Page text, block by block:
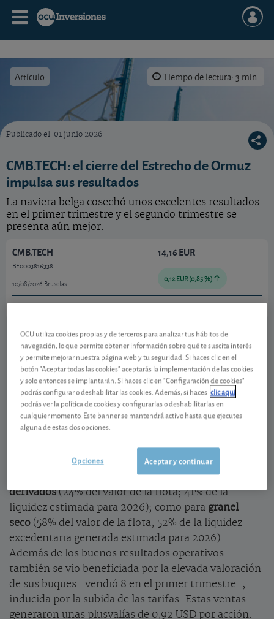
Artículo Tiempo de lectura: 3 min.
Publicado el 01 junio 2026
CMB.TECH: el cierre del Estrecho de Ormuz
impulsa sus resultados
La naviera belga cosechó unos excelentes resultados
en el primer trimestre y el segundo trimestre se
presenta aún mejor.
CMB.TECH
BE0003816338
10/08/2026 Bruselas
14,16 EUR
0,12 EUR (0,85 %)
Ver detalladamente
El transporte de petróleo y granel seco
impulsa la actividad
En el primer trimestreCMB.TECHobtuvo un
beneficio por acción de 1,27 USD frente a los 0,23 del
mismo periodo del año antefarior. Se viofavorecida
por el bloqueo del Estrecho de Ormuz
reorganizar los flujos marítimos, alargando las
distancias recorridas y aumentando la demanda de
capacidades de transporte, tanto depetróleo y sus
derivados(24% del valor de la flota; 41% de la
liquidez estimada para 2026); como para granel
seco (58% del valor de la flota; 52% de la liquidez
excedentaria generada estimada para 2026).
Además de los buenos resultados operativos
también se vio beneficiada por la elevada valoración
de sus buques -vendió 8 en el primer trimestre-,
inducida por la subida de las tarifas. Estas ventas
generaron unas plusvalías de 0,92 USD por acción.
OCU utiliza cookies propias y de terceros para analizar tus hábitos de
navegación, lo que permite obtener información sobre qué te suscita interés
y permite mejorar nuestra página web y tu seguridad. Si haces clic en el
botón "Aceptar todas las cookies" aceptarás la implementación de las cookies
y solo entonces se implantarán. Si haces clic en "Configuración de cookies"
podrás configurar o deshabilitar las cookies. Además, si haces clic aquí
podrás ver la política de cookies y configurarlas o deshabilitarlas en
cualquier momento. Este banner se mantendrá activo hasta que ejecutes
alguna de estas dos opciones.
Aceptar y continuar
Opciones